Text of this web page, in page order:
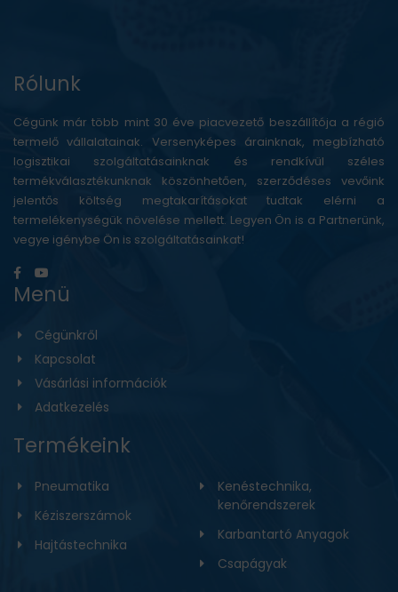
Rólunk
Cégünk már több mint 30 éve piacvezető beszállítója a régió
termelő vállalatainak. Versenyképes árainknak, megbízható
logisztikai szolgáltatásainknak és rendkívül széles
termékválasztékunknak köszönhetően, szerződéses vevőink
jelentős költség megtakarításokat tudtak elérni a
termelékenységük növelése mellett. Legyen Ön is a Partnerünk,
vegye igénybe Ön is szolgáltatásainkat!
Menü
Cégünkről
Kapcsolat
Vásárlási információk
Adatkezelés
Termékeink
Pneumatika
Kéziszerszámok
Hajtástechnika
Kenéstechnika,
kenőrendszerek
Karbantartó Anyagok
Csapágyak